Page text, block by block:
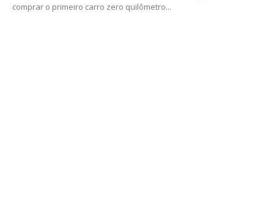
comprar o primeiro carro zero quilômetro...